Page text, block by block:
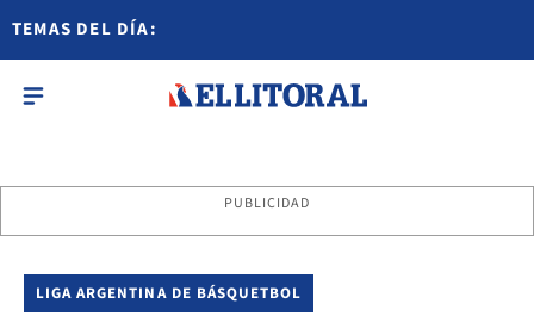
TEMAS DEL DÍA:
PUBLICIDAD
LIGA ARGENTINA DE BÁSQUETBOL